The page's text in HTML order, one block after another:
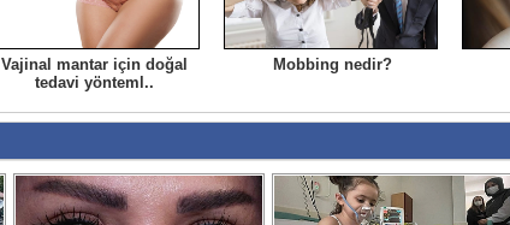
Vajinal mantar için doğal
tedavi yönteml..
Mobbing nedir?